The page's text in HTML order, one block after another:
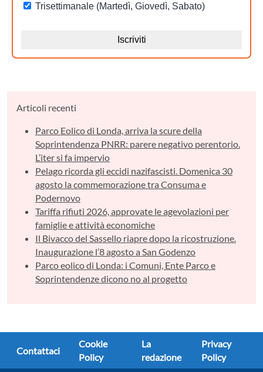
Articoli recenti
Parco Eolico di Londa, arriva la scure della
Soprintendenza PNRR: parere negativo perentorio.
L’iter si fa impervio
Pelago ricorda gli eccidi nazifascisti. Domenica 30
agosto la commemorazione tra Consuma e
Podernovo
Tariffa rifiuti 2026, approvate le agevolazioni per
famiglie e attività economiche
Il Bivacco del Sassello riapre dopo la ricostruzione.
Inaugurazione l’8 agosto a San Godenzo
Parco eolico di Londa: i Comuni, Ente Parco e
Soprintendenze dicono no al progetto
Contattaci
Cookie
Policy
La
redazione
Privacy
Policy